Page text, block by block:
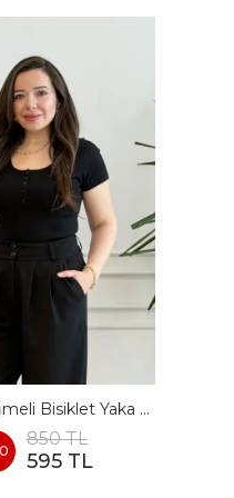
Önden Düğmeli Bisiklet Yaka Fitilli Kısa Kollu T-Shirt
850 TL
595 TL